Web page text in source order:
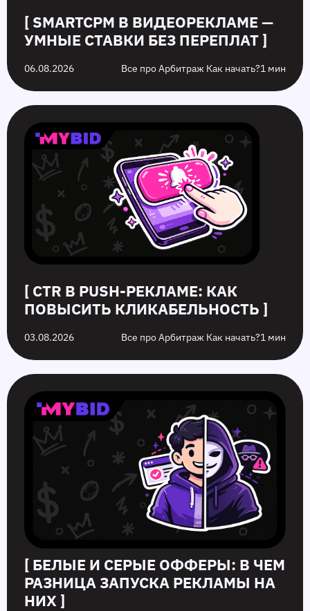
[ SMARTCPM В ВИДЕОРЕКЛАМЕ —
УМНЫЕ СТАВКИ БЕЗ ПЕРЕПЛАТ ]
06.08.2026 Все про Арбитраж Как начать?1 мин
[ CTR В PUSH-РЕКЛАМЕ: КАК
ПОВЫСИТЬ КЛИКАБЕЛЬНОСТЬ ]
03.08.2026 Все про Арбитраж Как начать?1 мин
[ БЕЛЫЕ И СЕРЫЕ ОФФЕРЫ: В ЧЕМ
РАЗНИЦА ЗАПУСКА РЕКЛАМЫ НА
НИХ ]